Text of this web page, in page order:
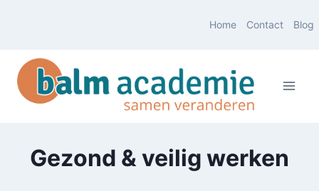
Home Contact Blog
Gezond & veilig werken